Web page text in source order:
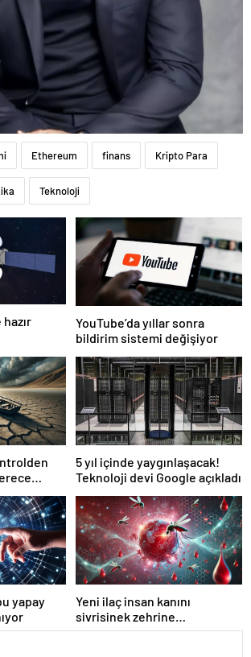
Ethereum finans Kripto Para
Teknoloji
YouTube’da yıllar sonra
bildirim sistemi değişiyor
5 yıl içinde yaygınlaşacak!
Teknoloji devi Google açıkladı
yapay
Yeni ilaç insan kanını
sivrisinek zehrine
dönüştürüyor!